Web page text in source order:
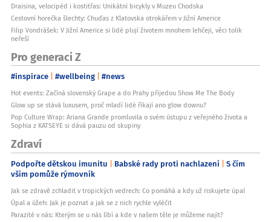
Draisina, velocipéd i kostitřas: Unikátní bicykly v Muzeu Chodska
Cestovní horečka šlechty: Chuďas z Klatovska otrokářem v Jižní Americe
Filip Vondrášek: V Jižní Americe si lidé plují životem mnohem lehčeji, věci tolik
neřeší
Pro generaci Z
#inspirace #wellbeing #news
Hot events: Začíná slovenský Grape a do Prahy přijedou Show Me The Body
Glow up se stává luxusem, proč mladí lidé říkají ano glow downu?
Pop Culture Wrap: Ariana Grande promluvila o svém ústupu z veřejného života a
Sophia z KATSEYE si dává pauzu od skupiny
Zdraví
Podpořte dětskou imunitu Babské rady proti nachlazení S čím
vším pomůže rýmovník
Jak se zdravě zchladit v tropických vedrech: Co pomáhá a kdy už riskujete úpal
Úpal a úžeh: Jak je poznat a jak se z nich rychle vyléčit
Parazité v nás: Kterým se u nás líbí a kde v našem těle je můžeme najít?